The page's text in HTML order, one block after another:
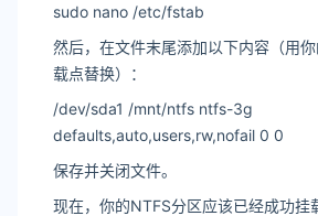
sudo nano /etc/fstab
然后，在文件末尾添加以下内容（用
载点替换）：
/dev/sda1 /mnt/ntfs ntfs-3g
defaults,auto,users,rw,nofail 0 0
保存并关闭文件。
现在，你的NTFS分区应该已经成功挂